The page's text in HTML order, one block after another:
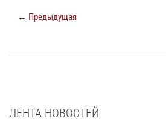
← Предыдущая
ЛЕНТА НОВОСТЕЙ